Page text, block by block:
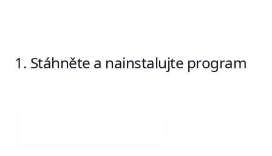
Stáhněte a nainstalujte program